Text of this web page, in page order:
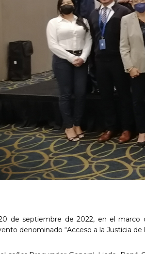
de septiembre de 2022, en el marco
denominado “Acceso a la Justicia